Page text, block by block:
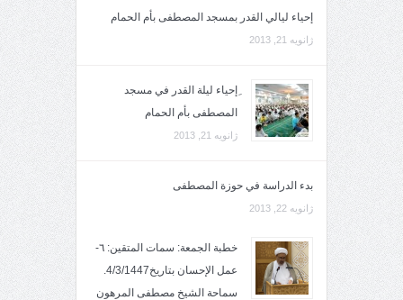
إحياء ليالي القدر بمسجد المصطفى بأم الحمام
ژانویه 21, 2013
ِإحياء ليلة القدر في مسجد
المصطفى بأم الحمام
ژانویه 21, 2013
بدء الدراسة في حوزة المصطفى
ژانویه 22, 2013
خطبة الجمعة: سمات المتقين: ٦-
عمل الإحسان بتاريخ4/3/1447.
سماحة الشيخ مصطفى المرهون